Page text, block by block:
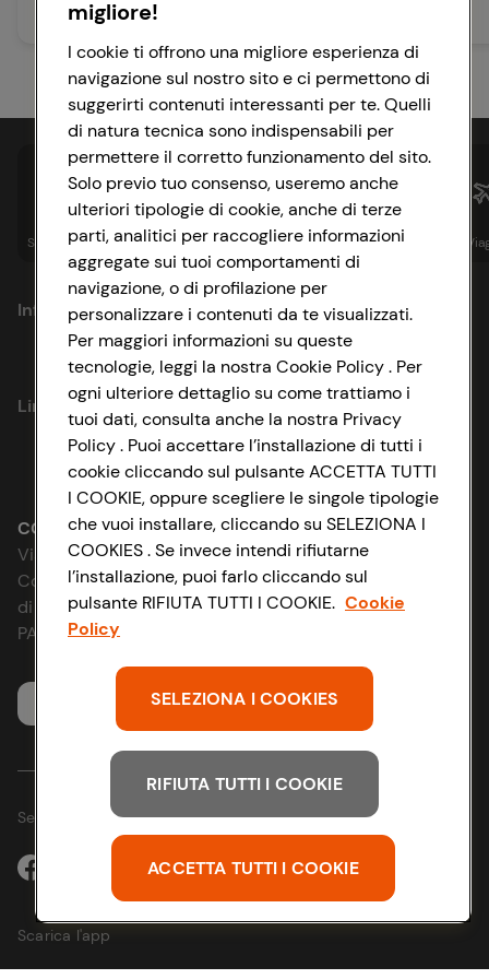
Spesa online Assicurazioni Sapori& Istituzionale
Informazioni
Privacy Policy
Cookie Policy
Impostazioni Cookie
Accessibilità
D&I e Parità di Genere
Strategia Fiscale
Link utili
Lavora con noi
Le cooperative
News & Approfondimenti
Richiami prodotto
Whistleblowing
CONAD SOCIETÀ COOPERATIVA
Via Michelino, 59 | 40127 BOLOGNA
Codice Fiscale e Registro Imprese
di Bologna 00865960157
PARTITA IVA 03320960374
Servizio clienti
Seguici sui Social:
Scarica l'app
migliore!
I cookie ti offrono una migliore esperienza di
navigazione sul nostro sito e ci permettono di
suggerirti contenuti interessanti per te. Quelli
di natura tecnica sono indispensabili per
permettere il corretto funzionamento del sito.
Solo previo tuo consenso, useremo anche
ulteriori tipologie di cookie, anche di terze
parti, analitici per raccogliere informazioni
aggregate sui tuoi comportamenti di
navigazione, o di profilazione per
personalizzare i contenuti da te visualizzati.
Per maggiori informazioni su queste
tecnologie, leggi la nostra Cookie Policy . Per
ogni ulteriore dettaglio su come trattiamo i
tuoi dati, consulta anche la nostra Privacy
Policy . Puoi accettare l’installazione di tutti i
cookie cliccando sul pulsante ACCETTA TUTTI
I COOKIE, oppure scegliere le singole tipologie
che vuoi installare, cliccando su SELEZIONA I
COOKIES . Se invece intendi rifiutarne
l’installazione, puoi farlo cliccando sul
pulsante RIFIUTA TUTTI I COOKIE. Cookie
Policy
SELEZIONA I COOKIES
RIFIUTA TUTTI I COOKIE
ACCETTA TUTTI I COOKIE